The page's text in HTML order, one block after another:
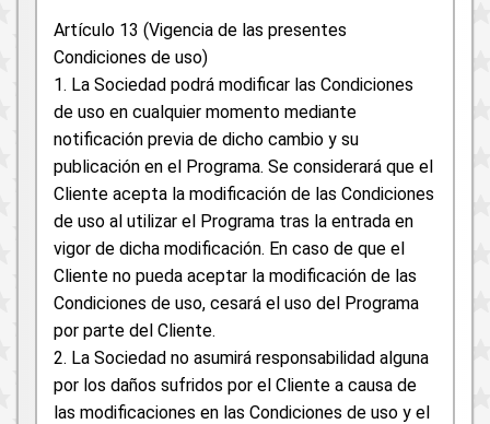
Artículo 13 (Vigencia de las presentes
Condiciones de uso)
1. La Sociedad podrá modificar las Condiciones
de uso en cualquier momento mediante
notificación previa de dicho cambio y su
publicación en el Programa. Se considerará que el
Cliente acepta la modificación de las Condiciones
de uso al utilizar el Programa tras la entrada en
vigor de dicha modificación. En caso de que el
Cliente no pueda aceptar la modificación de las
Condiciones de uso, cesará el uso del Programa
por parte del Cliente.
2. La Sociedad no asumirá responsabilidad alguna
por los daños sufridos por el Cliente a causa de
las modificaciones en las Condiciones de uso y el